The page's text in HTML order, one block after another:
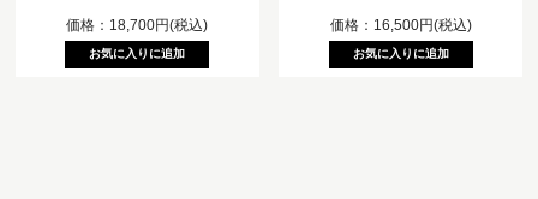
価格：18,700円(税込) 価格：16,500円(税込)